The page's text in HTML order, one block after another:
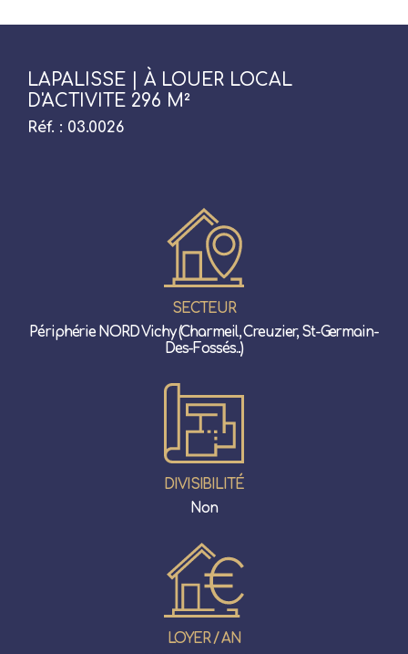
LAPALISSE | À LOUER LOCAL
D'ACTIVITE 296 M²
Réf. : 03.0026
SECTEUR
Périphérie NORD Vichy (Charmeil, Creuzier, St-Germain-
Des-Fossés...)
DIVISIBILITÉ
Non
LOYER / AN